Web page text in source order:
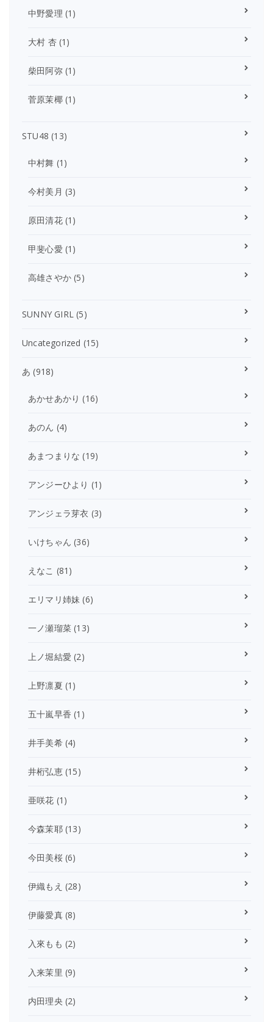
中野愛理 (1)
大村 杏(1)
柴田阿弥(1)
菅原茉椰(1)
STU48 (13)
中村舞 (1)
今村美月 (3)
原田清花(1)
甲斐心愛 (1)
高雄さやか (5)
SUNNY GIRL (5)
Uncategorized (15)
あ (918)
あかせあかり (16)
あのん (4)
あまつまりな (19)
アンジーひより (1)
アンジェラ芽衣 (3)
いけちゃん (36)
えなこ (81)
エリマリ姉妹 (6)
一ノ瀬瑠菜 (13)
上ノ堀結愛 (2)
上野凛夏 (1)
五十嵐早香 (1)
井手美希(4)
井桁弘恵(15)
亜咲花 (1)
今森茉耶(13)
今田美桜(6)
伊織もえ (28)
伊藤愛真(8)
入來もも (2)
入来茉里 (9)
内田理央 (2)